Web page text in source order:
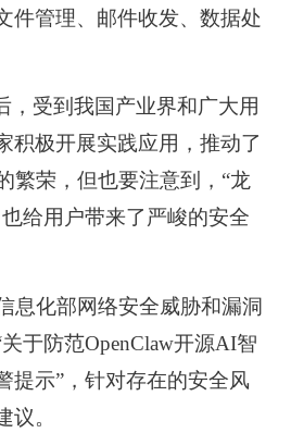
件管理、邮件收发、数据处
，受到我国产业界和广大用
积极开展实践应用，推动了
繁荣，但也要注意到， “龙
给用户带来了严峻的安全
息化部网络安全威胁和漏洞
于防范OpenClaw开源AI智
提示”，针对存在的安全风
议。